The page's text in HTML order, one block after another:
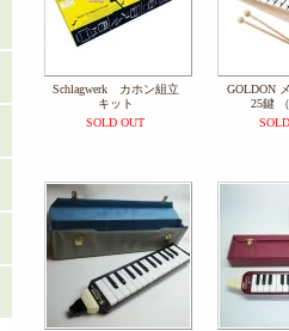
Schlagwerk カホン組立
キット
SOLD OUT
GOLDON
25鍵